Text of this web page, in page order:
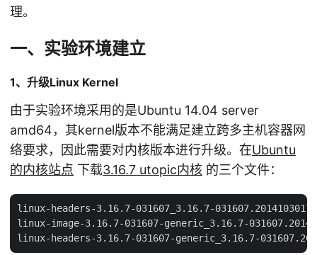
理。
一、实验环境建立
1、升级Linux Kernel
由于实验环境采用的是Ubuntu 14.04 server
amd64，其kernel版本不能满足建立跨多主机容器网
络要求，因此需要对内核版本进行升级。在Ubuntu
的内核站点 下载3.16.7 utopic内核 的三个文件：
linux-headers-3.16.7-031607_3.16.7-
linux-image-3.16.7-031607-generic_3.16.7-